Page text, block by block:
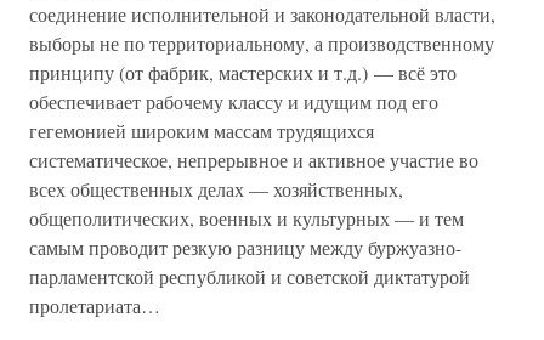
соединение исполнительной и законодательной власти,
выборы не по территориальному, а производственному
принципу (от фабрик, мастерских и т.д.) — всё это
обеспечивает рабочему классу и идущим под его
гегемонией широким массам трудящихся
систематическое, непрерывное и активное участие во
всех общественных делах — хозяйственных,
общеполитических, военных и культурных — и тем
самым проводит резкую разницу между буржуазно-
парламентской республикой и советской диктатурой
пролетариата…